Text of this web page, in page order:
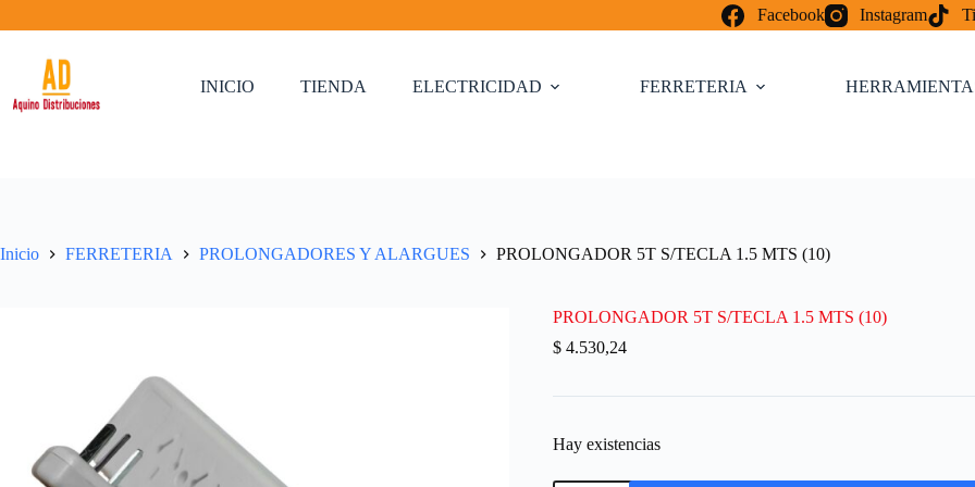
al
Facebook Instagram
INICIO TIENDA ELECTRICIDAD FERRETERIA
Inicio FERRETERIA PROLONGADORES Y ALARGUES PROLONGADOR 5T S/TECLA 1.5 MTS (10)
PROLONGADOR 5T S/TECLA 1.5 MTS (10)
$4.530,24
Hay existencias